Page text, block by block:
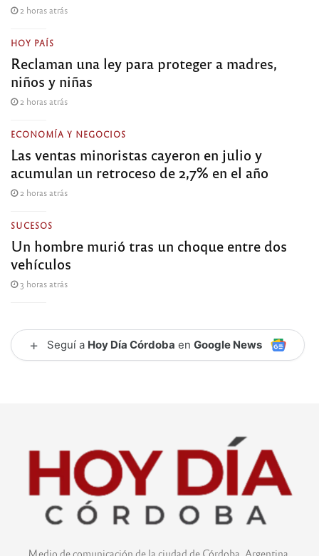
2 horas atrás
HOY PAÍS
Reclaman una ley para proteger a madres,
niños y niñas
2 horas atrás
ECONOMÍA Y NEGOCIOS
Las ventas minoristas cayeron en julio y
acumulan un retroceso de 2,7% en el año
2 horas atrás
SUCESOS
Un hombre murió tras un choque entre dos
vehículos
3 horas atrás
+ Seguí a Hoy Día Córdoba en Google News
Medio de comunicación de la ciudad de Córdoba, Argentina.